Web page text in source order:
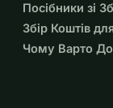
Посібники зі
Збір Коштів
Чому Варто